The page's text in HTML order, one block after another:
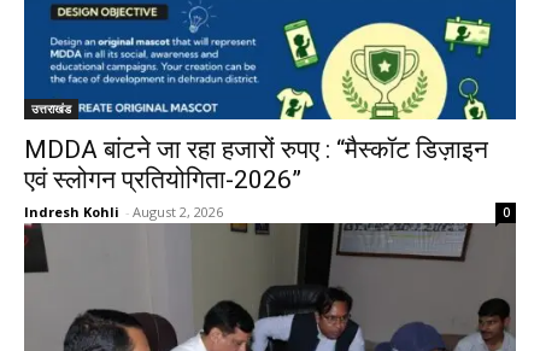
उत्तराखंड
MDDA बांटने जा रहा हजारों रुपए : “मैस्कॉट डिज़ाइन
एवं स्लोगन प्रतियोगिता-2026”
Indresh Kohli - August 2, 2026 0